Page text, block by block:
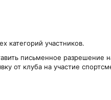
категорий участников.
письменное разрешение
от клуба на участие